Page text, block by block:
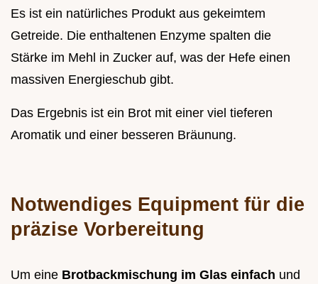
Es ist ein natürliches Produkt aus gekeimtem
Getreide. Die enthaltenen Enzyme spalten die
Stärke im Mehl in Zucker auf, was der Hefe einen
massiven Energieschub gibt.
Das Ergebnis ist ein Brot mit einer viel tieferen
Aromatik und einer besseren Bräunung.
Notwendiges Equipment für die
präzise Vorbereitung
Um eine Brotbackmischung im Glas einfach und